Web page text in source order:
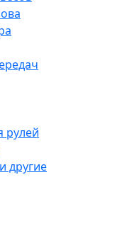
рулей
другие